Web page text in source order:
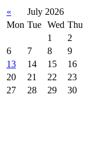
« July 2026
Mon Tue Wed Thu
1
2
6
7 8 9
13
14 15 16
20
21 22 23
27
28 29 30